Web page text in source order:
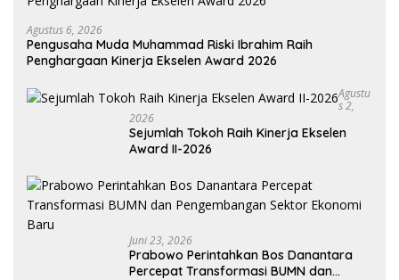
Agustus 6, 2026
Pengusaha Muda Muhammad Riski Ibrahim Raih
Penghargaan Kinerja Ekselen Award 2026
Agustu
S 2,
2026
Sejumlah Tokoh Raih Kinerja Ekselen
Award II-2026
Juni 23, 2026
Prabowo Perintahkan Bos Danantara
Percepat Transformasi BUMN dan